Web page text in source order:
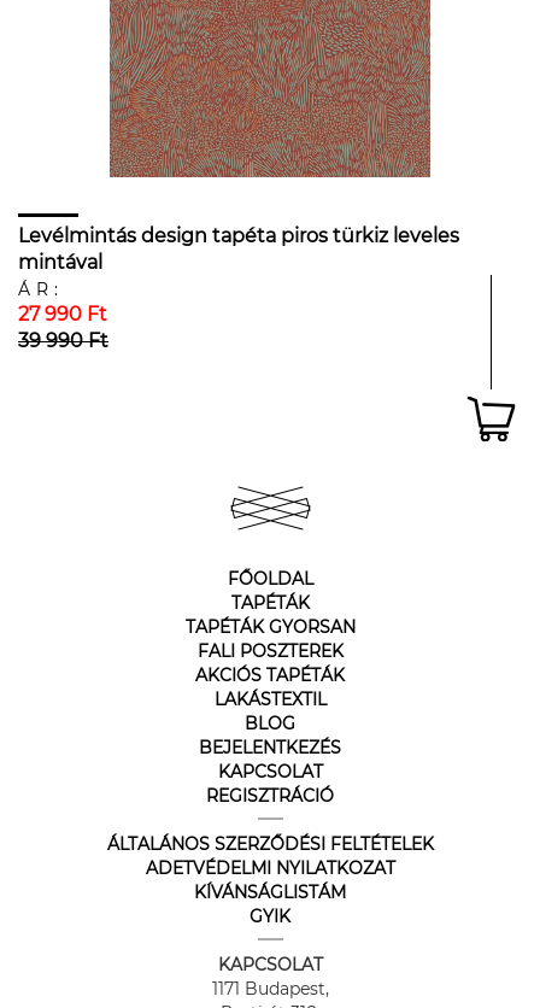
Levélmintás design tapéta piros türkiz leveles
mintával
ÁR:
27 990 Ft
39 990 Ft
FŐOLDAL
TAPÉTÁK
TAPÉTÁK GYORSAN
FALI POSZTEREK
AKCIÓS TAPÉTÁK
LAKÁSTEXTIL
BLOG
BEJELENTKEZÉS
KAPCSOLAT
REGISZTRÁCIÓ
ÁLTALÁNOS SZERZŐDÉSI FELTÉTELEK
ADETVÉDELMI NYILATKOZAT
KÍVÁNSÁGLISTÁM
GYIK
KAPCSOLAT
1171 Budapest,